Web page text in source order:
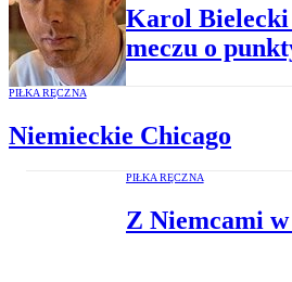
Karol Bielecki
meczu o
PIŁKA RĘCZNA
Niemieckie Chicago
PIŁKA RĘCZNA
Z Niemcami